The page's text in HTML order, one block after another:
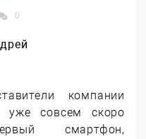
0
компании
уже совсем скоро
смартфон,